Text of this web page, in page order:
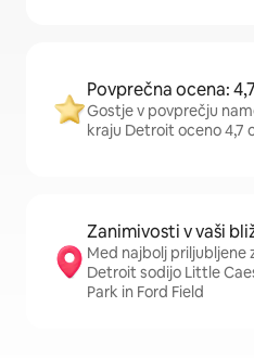
Povprečna ocena: 4,7
Gostje v povprečju
kraju Detroit oceno 4,7
Zanimivosti v vaši
Med najbolj priljubljene
Detroit sodijo Little
Park in Ford Field